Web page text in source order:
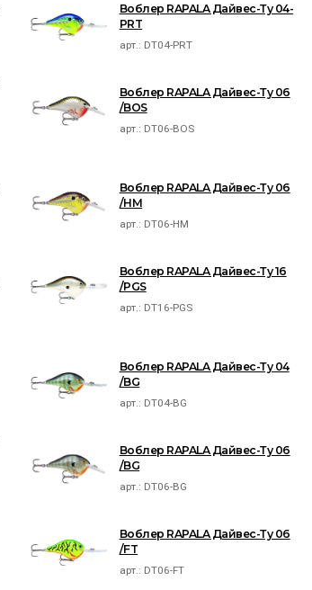
Воблер RAPALA Дайвес-Ту 04-
PRT
арт.: DT04-PRT
Воблер RAPALA Дайвес-Ту 06
/BOS
арт.: DT06-BOS
Воблер RAPALA Дайвес-Ту 06
/HM
арт.: DT06-HM
Воблер RAPALA Дайвес-Ту 16
/PGS
арт.: DT16-PGS
Воблер RAPALA Дайвес-Ту 04
/BG
арт.: DT04-BG
Воблер RAPALA Дайвес-Ту 06
/BG
арт.: DT06-BG
Воблер RAPALA Дайвес-Ту 06
/FT
арт.: DT06-FT